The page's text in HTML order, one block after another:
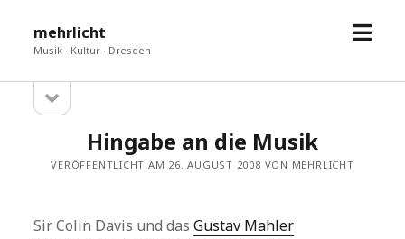
mehrlicht
Musik · Kultur · Dresden
Menü
Sidebar
öffnen
Hingabe an die Musik
VERÖFFENTLICHT AM 26. AUGUST 2008 VON MEHRLICHT
Sir Colin Davis und dasGustav Mahler